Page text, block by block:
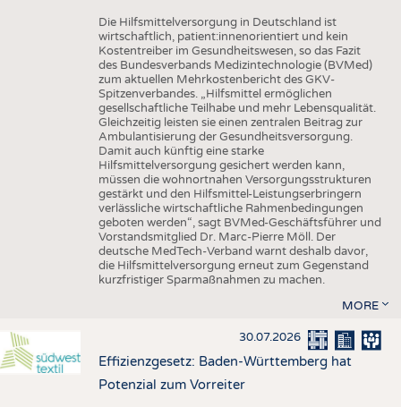
Die Hilfsmittelversorgung in Deutschland ist
wirtschaftlich, patient:innenorientiert und kein
Kostentreiber im Gesundheitswesen, so das Fazit
des Bundesverbands Medizintechnologie (BVMed)
zum aktuellen Mehrkostenbericht des GKV-
Spitzenverbandes. „Hilfsmittel ermöglichen
gesellschaftliche Teilhabe und mehr Lebensqualität.
Gleichzeitig leisten sie einen zentralen Beitrag zur
Ambulantisierung der Gesundheitsversorgung.
Damit auch künftig eine starke
Hilfsmittelversorgung gesichert werden kann,
müssen die wohnortnahen Versorgungsstrukturen
gestärkt und den Hilfsmittel-Leistungserbringern
verlässliche wirtschaftliche Rahmenbedingungen
geboten werden“, sagt BVMed-Geschäftsführer und
Vorstandsmitglied Dr. Marc-Pierre Möll. Der
deutsche MedTech-Verband warnt deshalb davor,
die Hilfsmittelversorgung erneut zum Gegenstand
kurzfristiger Sparmaßnahmen zu machen.
MORE
30.07.2026
Effizienzgesetz: Baden-Württemberg hat
Potenzial zum Vorreiter